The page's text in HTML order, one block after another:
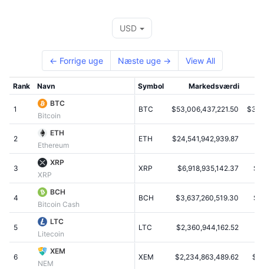
Kommende
Nylig tilføjet
Vindere & Tabere
Mest besøgte
Community-stemning
Blockchain-rangering
Forudsigelsesmarkeder
Kryptofrygt- og Kryptogrådighedsindeks.
Altcoin-sæsonindeks
Markedscyklusindikatorer
Bitcoin-dominans
CoinMarketCap 20-indeks
CoinMarketCap 100-indeks
ETF-pengestrømme
Priser
Ressourcer
Dokumentation
FAQ
AI-integrationer
CMC Agent Hub
Markedsplads for færdigheder
CMC Launch
CMC Labs
CMC Max
Topnyheder
Telegram-bot
Annoncér
Side-widgets
USD
← Forrige uge Næste uge → View All
Rank Navn Symbol Markedsværdi
1
BTC
Bitcoin
BTC $53,006,437,221.50
2
ETH
Ethereum
ETH $24,541,942,939.87
3
XRP
XRP
XRP $6,918,935,142.37
4
BCH
Bitcoin Cash
BCH $3,637,260,519.30
5
LTC
Litecoin
LTC $2,360,944,162.52
6
XEM
NEM
XEM $2,234,863,489.62